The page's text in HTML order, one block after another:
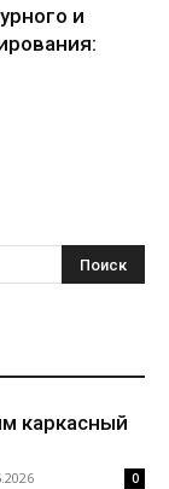
и
каркасный
0